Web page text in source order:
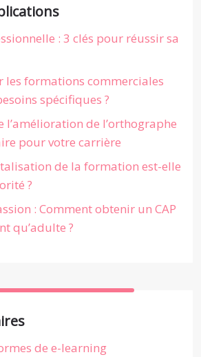
: 3 clés pour réussir sa
les formations commerciales
spécifiques ?
l’amélioration de l’orthographe
pour votre carrière
de la formation est-elle
?
: Comment obtenir un CAP
qu’adulte ?
de e-learning